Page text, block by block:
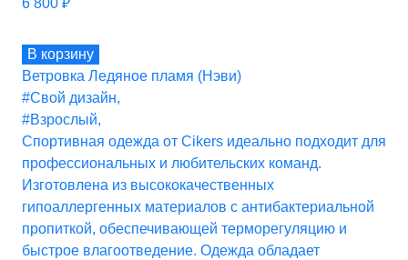
6 800 ₽
В корзину
Ветровка Ледяное пламя (Нэви)
#Свой дизайн,
#Взрослый,
Спортивная одежда от Cikers идеально подходит для
профессиональных и любительских команд.
Изготовлена из высококачественных
гипоаллергенных материалов с антибактериальной
пропиткой, обеспечивающей терморегуляцию и
быстрое влагоотведение. Одежда обладает